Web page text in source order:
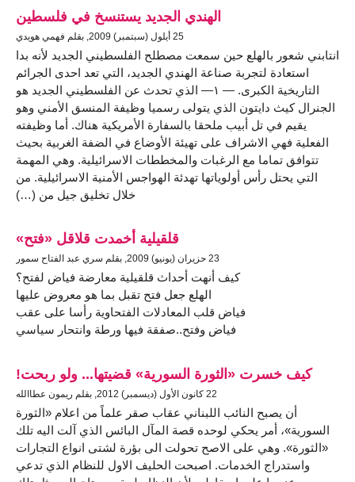
الهندي الجديد يستنسخ في فلسطين
25 أيلول (سبتمبر) 2009, بقلم فهمي هويدي
انتابني شعور بالهلع حين سمعت مصطلح الفلسطيني الجديد لأنه بدا
استعادة لتجربة صناعة الهندي الجديد، التي تعد احدى الجرائم
التاريخية الكبرى. — ١— الذي تحدث عن الفلسطيني الجديد هو
الجنرال كيث دايتون الذي يتولى رسميا وظيفة المنسق الأمني وهو
يقيم في تل أبيب ملحقا بالسفارة الأمريكية هناك. أما وظيفته
الفعلية فهي الاشراف على تهيئة الأوضاع في الضفة الغربية بحيث
تتوافق تماما مع الرغبات والمخططات الاسرائيلية. وهي المهمة
التي يحتل رأس أولوياتها تهدئة الهواجس الأمنية الاسرائيلية. من
خلال تخليق جيل من (…)
قلقيلية أخمدت قلاقل «فتح»
23 حزيران (يونيو) 2009, بقلم سري عبد الفتاح سمور
كيف أنهت أحداث قلقيلية معارضة فياض لفتح؟
الهلع جعل فتح تقبل بما هو معروض عليها
فياض قلب المعادلات الفتحاوية رأسا على عقب
فياض وفتح..صفقة فيها ورطة وانتحار سياسي
كيف خسرت «الثورة السورية» قضيتها... ولو ربحت!
22 كانون الأول (ديسمبر) 2012, بقلم ريمون عطاالله
أن يصبح النائب اللبناني عقاب صقر علماً من اعلام «الثورة
السورية»، أمر يحكي لوحده قصة المآل البائس الذي آلت اليه تلك
«الثورة». وهي على الاصح تحولت الى بؤرة لشتى انواع التجارات
واستدراج الخدمات. اصبحت الحليف الاول للنظام الذي تدعي